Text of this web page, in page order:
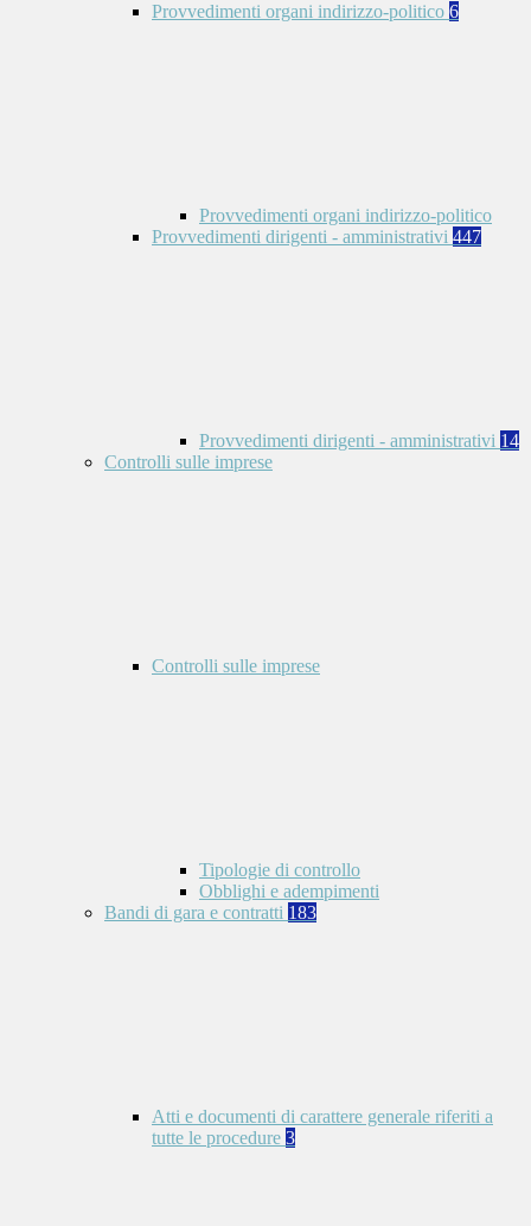
Provvedimenti organi indirizzo-politico 6
Provvedimenti organi indirizzo-politico
Provvedimenti dirigenti - amministrativi 447
Provvedimenti dirigenti - amministrativi 14
Controlli sulle imprese
Controlli sulle imprese
Tipologie di controllo
Obblighi e adempimenti
Bandi di gara e contratti 183
Atti e documenti di carattere generale riferiti a
tutte le procedure 3